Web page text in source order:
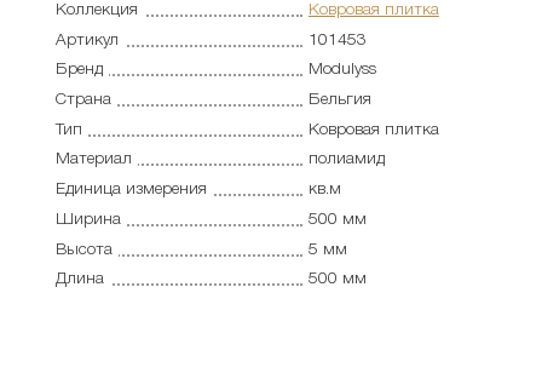
Коллекция
Ковровая плитка
Артикул
101453
Бренд
Modulyss
Страна
Бельгия
Тип
Ковровая плитка
Материал
полиамид
Единица измерения
кв.м
Ширина
500 мм
Высота
5 мм
Длина
500 мм